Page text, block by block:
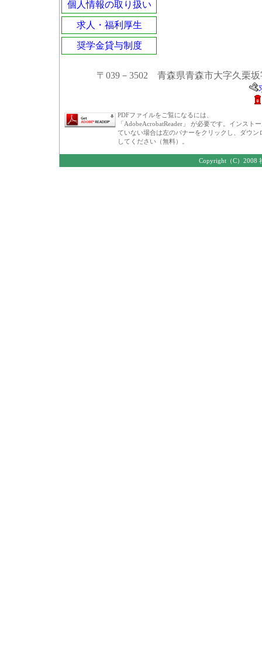
個人情報の取り扱い
求人・福利厚生
奨学金貸与制度
〒039－3502 青森県青森市大字久栗
PDFファイルをご覧になるには、
「AdobeAcrobatReader」 が必要です。インスト
ていない場合は左のバナーをクリックし、ダウン
してください（無料）。
Copyright（C）2008